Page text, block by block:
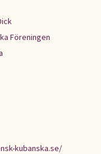
Föreningen
kubanska.se/